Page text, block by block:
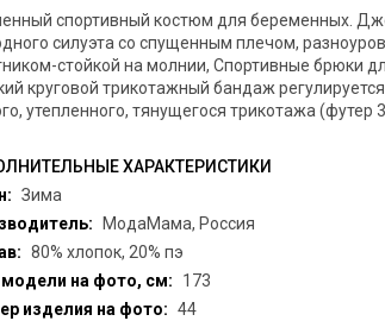
спортивный костюм для беременных.
силуэта со спущенным плечом,
стойкой на молнии, Спортивные брюки
круговой трикотажный бандаж
утепленного, тянущегося трикотажа (футер
ХАРАКТЕРИСТИКИ
Зима
МодаМама, Россия
80% хлопок, 20% пэ
модели на фото, см:
173
изделия на фото: 44